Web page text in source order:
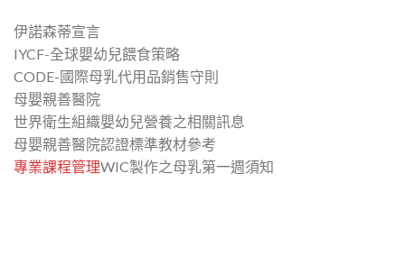
伊諾森蒂宣言
IYCF-全球嬰幼兒餵食策略
CODE-國際母乳代用品銷售守則
母嬰親善醫院
世界衛生組織嬰幼兒營養之相關訊息
母嬰親善醫院認證標準教材參考
專業課程管理WIC製作之母乳第一週須知